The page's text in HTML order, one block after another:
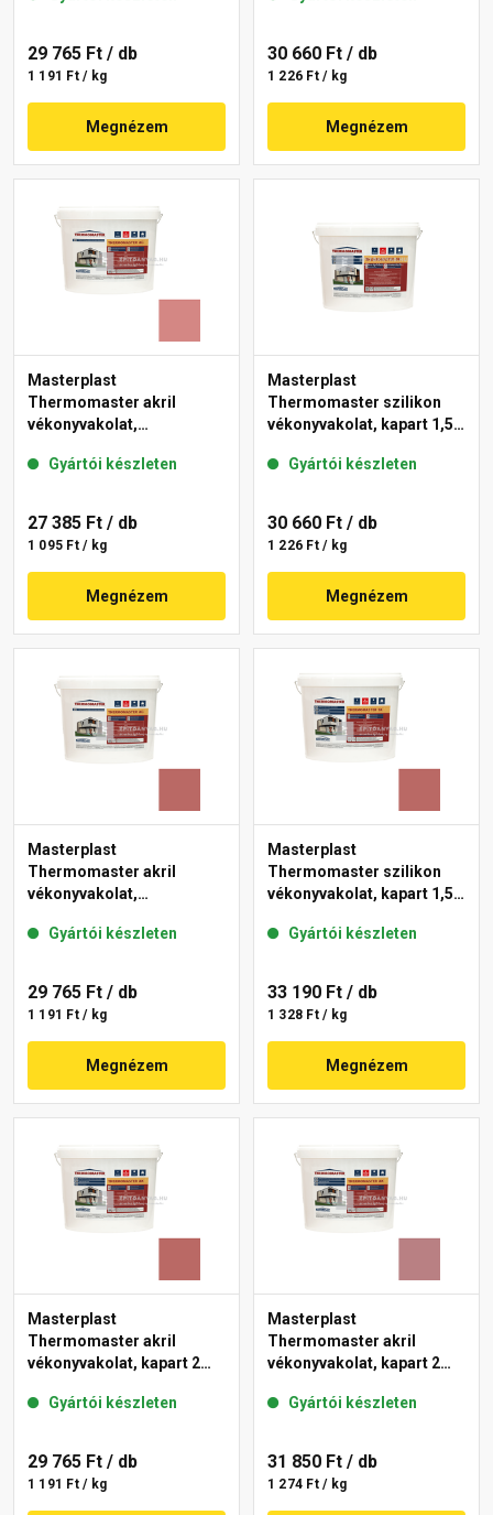
29 765 Ft / db
1 191 Ft / kg
Megnézem
30 660 Ft / db
1 226 Ft / kg
Megnézem
Masterplast
Thermomaster akril
vékonyvakolat,
21-D 25 kg
Gyártói készleten
27 385 Ft / db
1 095 Ft / kg
Megnézem
Masterplast
Thermomaster szilikon
vékonyvakolat, kapart 1,5
Gyártói készleten
30 660 Ft / db
1 226 Ft / kg
Megnézem
Masterplast
Thermomaster akril
vékonyvakolat,
21-C 25 kg
Gyártói készleten
29 765 Ft / db
1 191 Ft / kg
Megnézem
Masterplast
Thermomaster szilikon
vékonyvakolat, kapart 1,5
Gyártói készleten
33 190 Ft / db
1 328 Ft / kg
Megnézem
Masterplast
Thermomaster akril
vékonyvakolat, kapart 2
Gyártói készleten
29 765 Ft / db
1 191 Ft / kg
Masterplast
Thermomaster akril
vékonyvakolat, kapart 2
Gyártói készleten
31 850 Ft / db
1 274 Ft / kg